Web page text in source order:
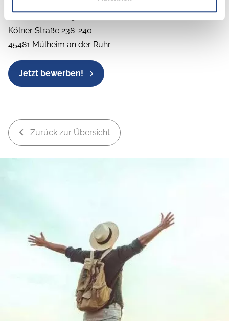
Kölner Straße 238-240
45481 Mülheim an der Ruhr
Jetzt bewerben!
Zurück zur Übersicht